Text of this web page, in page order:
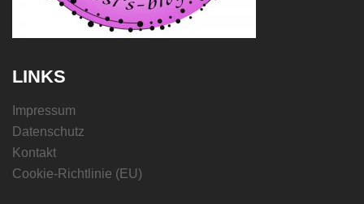
LINKS
Impressum
Datenschutz
Kontakt
Cookie-Richtlinie (EU)